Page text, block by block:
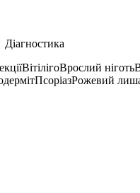
Діагностика
ВітілігоВрослий ніготь
ПсоріазРожевий